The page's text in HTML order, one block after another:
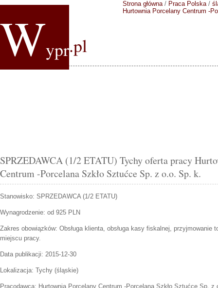
Wypr.pl
Strona główna/ Praca Polska/
Hurtownia Porcelany Centrum -
SPRZEDAWCA (1/2 ETATU) Tychy oferta pracy
Centrum -Porcelana Szkło Sztućce Sp. z o.o. Sp. k.
Stanowisko: SPRZEDAWCA (1/2 ETATU)
Wynagrodzenie: od 925 PLN
Zakres obowiązków: Obsługa klienta, obsługa kasy fiskalnej, przyjmowanie
miejscu pracy.
Data publikacji: 2015-12-30
Lokalizacja: Tychy (śląskie)
Pracodawca: Hurtownia Porcelany Centrum -Porcelana Szkło Sztućce Sp. z